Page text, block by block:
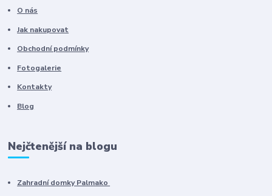
O nás
Jak nakupovat
Obchodní podmínky
Fotogalerie
Kontakty
Blog
Nejčtenější na blogu
Zahradní domky Palmako